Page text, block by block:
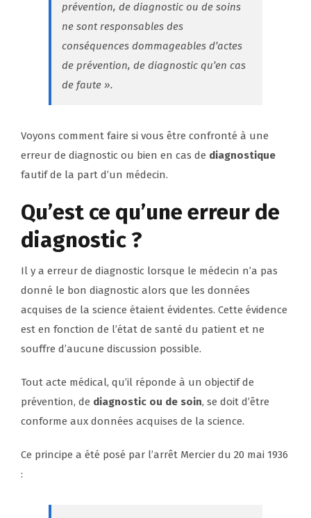
prévention, de diagnostic ou de soins
ne sont responsables des
conséquences dommageables d’actes
de prévention, de diagnostic qu’en cas
de faute ».
Voyons comment faire si vous être confronté à une
erreur de diagnostic ou bien en cas de diagnostique
fautif de la part d’un médecin.
Qu’est ce qu’une erreur de
diagnostic ?
Il y a erreur de diagnostic lorsque le médecin n’a pas
donné le bon diagnostic alors que les données
acquises de la science étaient évidentes. Cette évidence
est en fonction de l’état de santé du patient et ne
souffre d’aucune discussion possible.
Tout acte médical, qu’il réponde à un objectif de
prévention, de diagnostic ou de soin, se doit d’être
conforme aux données acquises de la science.
Ce principe a été posé par l’arrêt Mercier du 20 mai 1936
: